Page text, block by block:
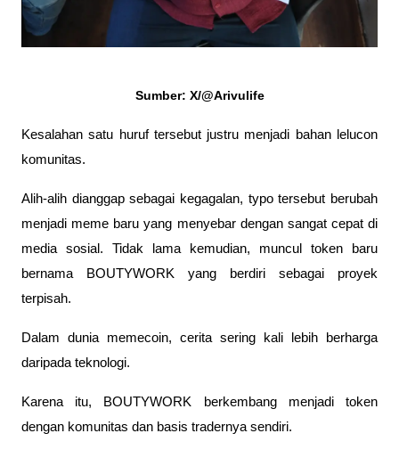
Sumber: X/@Arivulife
Kesalahan satu huruf tersebut justru menjadi bahan lelucon
komunitas.
Alih-alih dianggap sebagai kegagalan, typo tersebut berubah
menjadi meme baru yang menyebar dengan sangat cepat di
media sosial. Tidak lama kemudian, muncul token baru
bernama BOUTYWORK yang berdiri sebagai proyek
terpisah.
Dalam dunia memecoin, cerita sering kali lebih berharga
daripada teknologi.
Karena itu, BOUTYWORK berkembang menjadi token
dengan komunitas dan basis tradernya sendiri.